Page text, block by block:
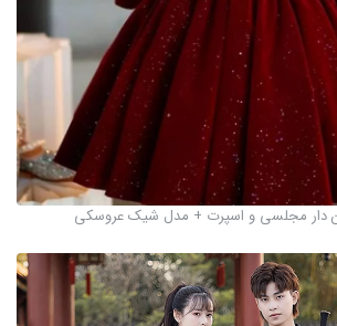
دار مجلسی و اسپرت + مدل شیک عروسکی